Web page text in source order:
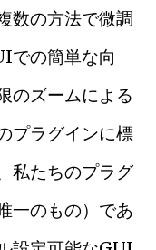
数の方法で微調
での簡単な向
のズームによる
プラグインに標
私たちのプラグ
一のもの）であ